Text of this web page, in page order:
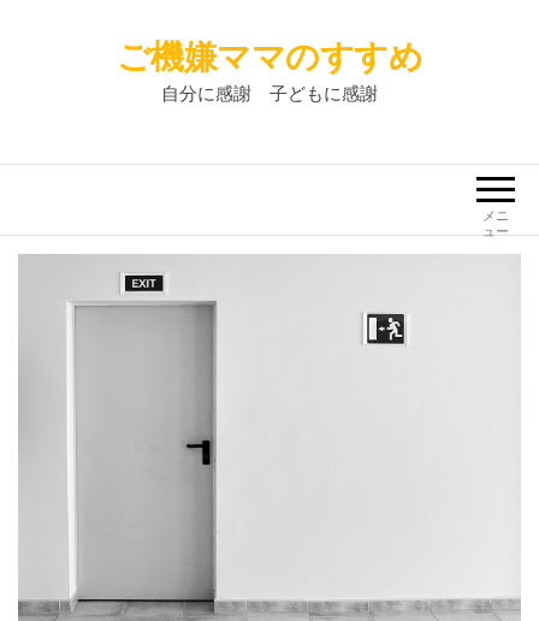
ご機嫌ママのすすめ
自分に感謝 子どもに感謝
メニ
ュー